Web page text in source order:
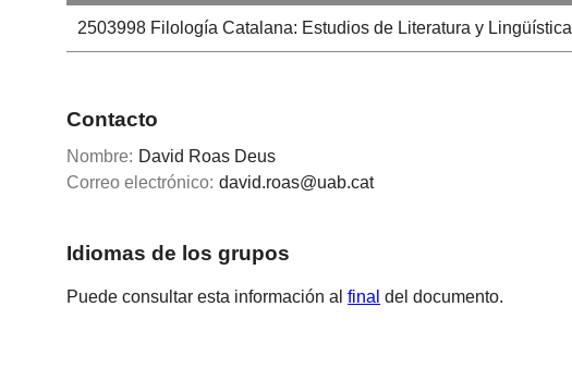
2503998Filología Catalana: Estudios de Literatura y Lingüística
Contacto
Nombre: David Roas Deus
Correo electrónico: david.roas@uab.cat
Idiomas de los grupos
Puede consultar esta información alfinal del documento.